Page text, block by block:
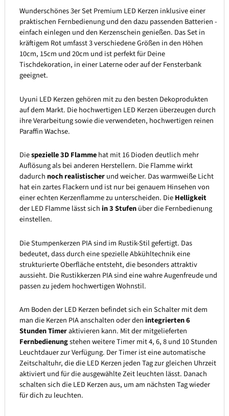
Wunderschönes 3er Set Premium LED Kerzen inklusive einer
praktischen Fernbedienung und den dazu passenden Batterien -
einfach einlegen und den Kerzenschein genießen. Das Set in
kräftigem Rot umfasst 3 verschiedene Größen in den Höhen
10cm, 15cm und 20cm und ist perfekt für Deine
Tischdekoration, in einer Laterne oder auf der Fensterbank
geeignet.
Uyuni LED Kerzen gehören mit zu den besten Dekoprodukten
auf dem Markt. Die hochwertigen LED Kerzen überzeugen durch
ihre Verarbeitung sowie die verwendeten, hochwertigen reinen
Paraffin Wachse.
Diespezielle 3D Flammehat mit 16 Dioden deutlich mehr
Auflösung als bei anderen Herstellern. Die Flamme wirkt
dadurch noch realistischerund weicher. Das warmweiße Licht
hat ein zartes Flackern und ist nur bei genauem Hinsehen von
einer echten Kerzenflamme zu unterscheiden. DieHelligkeit
der LED Flamme lässt sichin 3 Stufenüber die Fernbedienung
einstellen.
Die Stumpenkerzen PIA sind im Rustik-Stil gefertigt. Das
bedeutet, dass durch eine spezielle Abkühltechnik eine
strukturierte Oberfläche entsteht, die besonders attraktiv
aussieht. Die Rustikkerzen PIA sind eine wahre Augenfreude und
passen zu jedem hochwertigen Wohnstil.
Am Boden der LED Kerzen befindet sich ein Schalter mit dem
man die Kerzen PIA anschalten oder denintegrierten 6
Stunden Timeraktivieren kann. Mit der mitgelieferten
Fernbedienungstehen weitere Timer mit 4, 6, 8 und 10 Stunden
Leuchtdauer zur Verfügung. Der Timer ist eine automatische
Zeitschaltuhr, die die LED Kerzen jeden Tag zur gleichen Uhrzeit
aktiviert und für die ausgewählte Zeit leuchten lässt. Danach
schalten sich die LED Kerzen aus, um am nächsten Tag wieder
für dich zu leuchten.